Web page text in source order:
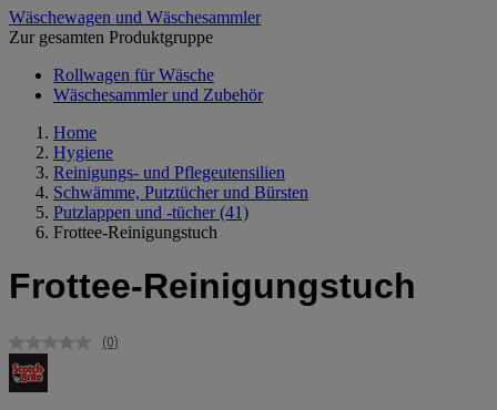
Wäschewagen und Wäschesammler
Zur gesamten Produktgruppe
Rollwagen für Wäsche
Wäschesammler und Zubehör
Home
Hygiene
Reinigungs- und Pflegeutensilien
Schwämme, Putztücher und Bürsten
Putzlappen und -tücher (41)
Frottee-Reinigungstuch
Frottee-Reinigungstuch
Kein
(0)